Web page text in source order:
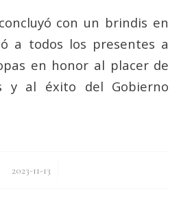
con un brindis en
a todos los presentes a
en honor al placer de
y al éxito del Gobierno
2023-11-13
/